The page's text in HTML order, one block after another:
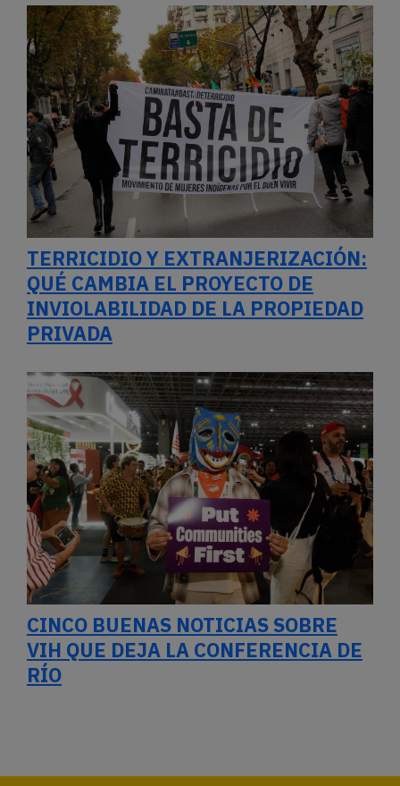
TERRICIDIO Y EXTRANJERIZACIÓN:
QUÉ CAMBIA EL PROYECTO DE
INVIOLABILIDAD DE LA PROPIEDAD
PRIVADA
CINCO BUENAS NOTICIAS SOBRE
VIH QUE DEJA LA CONFERENCIA DE
RÍO